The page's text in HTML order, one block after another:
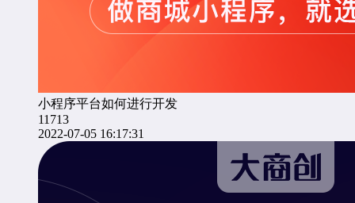
小程序平台如何进行开发
11713
2022-07-05 16:17:31